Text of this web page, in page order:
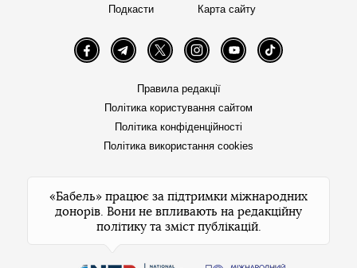
Подкасти
Карта сайту
FacebookTelegramTwitter InstagramYouTube TikTok
Правила редакції
Політика користування сайтом
Політика конфіденційності
Політика використання cookies
«Бабель» працює за підтримки міжнародних
донорів. Вони не впливають на редакційну
політику та зміст публікацій.